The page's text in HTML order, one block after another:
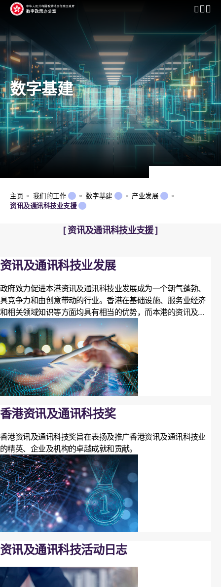
开启行
数字基建
主页 我们的工作 数字基建
产业发展
资讯及通讯科技业支援
资讯及通讯科技业支援
资讯及通讯科技业发展
政府致力促进本港资讯及通讯科技业发展成为一个朝气蓬勃、
具竞争力和由创意带动的行业。香港在基础设施、服务业经济
和相关领域知识等方面均具有相当的优势，而本港的资讯及通
讯科技业亦充满活力，并建立了国际化的形象。我们会善用上
述优势，继续促进本地资讯及通讯科技业的蓬勃发展。
香港资讯及通讯科技奖
香港资讯及通讯科技奖旨在表扬及推广香港资讯及通讯科技业
的精英、企业及机构的卓越成就和贡献。
资讯及通讯科技活动日志